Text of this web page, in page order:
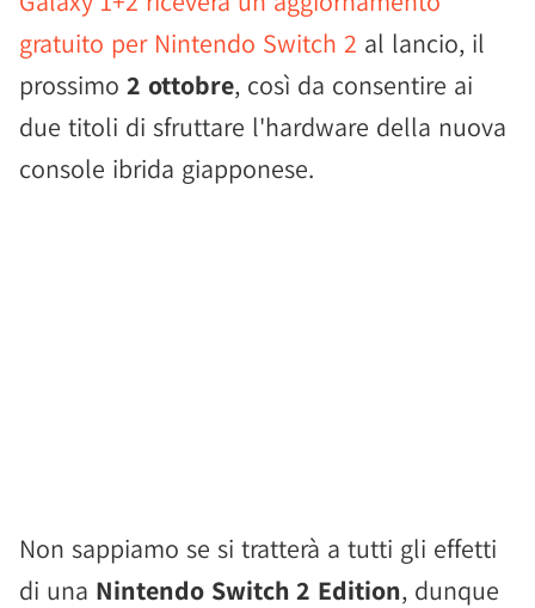
gratuito per Nintendo Switch 2 al lancio, il
prossimo 2 ottobre, così da consentire ai
due titoli di sfruttare l'hardware della nuova
console ibrida giapponese.
Non sappiamo se si tratterà a tutti gli effetti
di una Nintendo Switch 2 Edition, dunque